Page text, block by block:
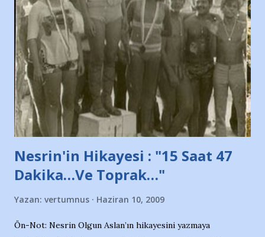
protesto eylemiyle açıkladıklarını bildiriyordu.. Bu grup
adına açıklama yapan şahsı muhterem(!) ''Açık ve net olarak
söylüyoruz. Bu son uyarımızdır. Bunun yanısıra, bu takımlara
ait tanıtıcı ilanların asılmasına izin veren Bursa Büyükşehir
Belediyesi ile mağazaların bulunduğu alışveriş merkezlerini
de kınıyoruz'' diye de eklemiş .. Blogumuzda okuduğum bu
yazının hemen ardından bu habe...
Nesrin'in Hikayesi : "15 Saat 47
Dakika…Ve Toprak…"
Yazan: vertumnus Haziran 10, 2009
Ön-Not: Nesrin Olgun Aslan’ın hikayesini yazmaya